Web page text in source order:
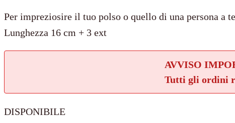
Per impreziosire il tuo polso o quello di una persona a
Lunghezza 16 cm + 3 ext
AVVISO
Tutti gli ordini
DISPONIBILE